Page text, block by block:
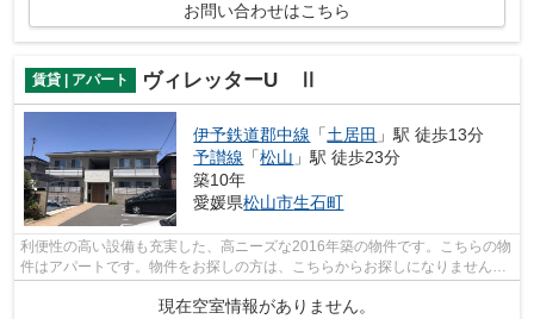
お問い合わせはこちら
賃貸 | アパート ヴィレッターU Ⅱ
伊予鉄道郡中線 「土居田 」駅 徒歩13分
予讃線 「松山 」駅 徒歩23分
築10年
愛媛県松山市生石町
利便性の高い設備も充実した、高ニーズな2016年築の物件です。こちらの物
件はアパートです。物件をお探しの方は、こちらからお探しになりません
現在空室情報がありません。